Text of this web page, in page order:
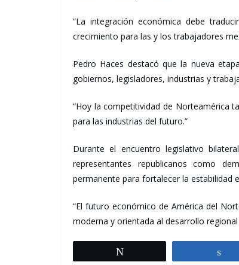
“La integración económica debe
crecimiento para las y los trabajadores
Pedro Haces destacó que la nueva
gobiernos, legisladores, industrias y
“Hoy la competitividad de Norteamérica
para las industrias del futuro.”
Durante el encuentro legislativo
representantes republicanos como
permanente para fortalecer la estabilidad
“El futuro económico de América del
moderna y orientada al desarrollo